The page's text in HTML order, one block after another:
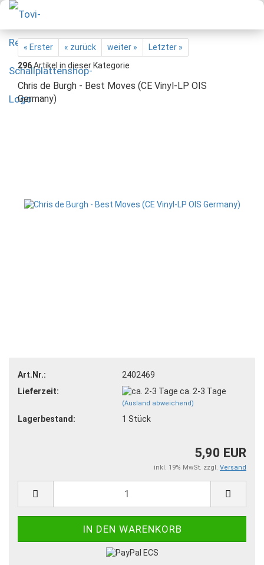
« Erster « zurück weiter »
Letzter »
296Artikel in dieser Kategorie
Chris de Burgh - Best Moves (CE Vinyl-LP OIS
Germany)
Art.Nr.:
2402469
Lieferzeit:
ca. 2-3 Tage
(Ausland abweichend)
Lagerbestand: 1 Stück
5,90 EUR
inkl. 19% MwSt. zzgl. Versand